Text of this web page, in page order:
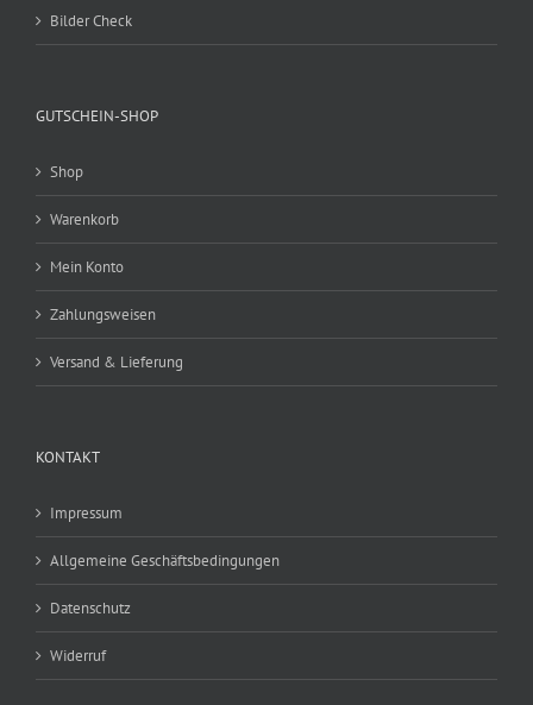
Bilder Check
GUTSCHEIN-SHOP
Shop
Warenkorb
Mein Konto
Zahlungsweisen
Versand & Lieferung
KONTAKT
Impressum
Allgemeine Geschäftsbedingungen
Datenschutz
Widerruf